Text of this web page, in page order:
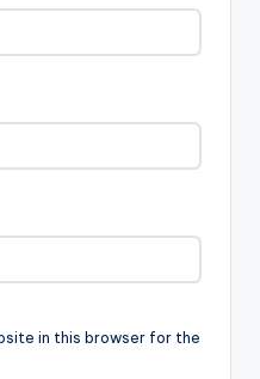
in this browser for the